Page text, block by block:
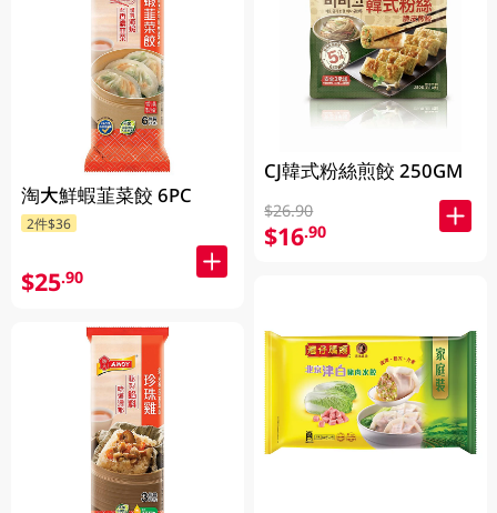
淘大鮮蝦韮菜餃 6PC
2件$36
$25.90
CJ韓式粉絲煎餃 250GM
$26.90
$16.90